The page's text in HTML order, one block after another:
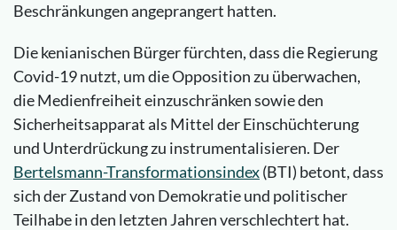
Beschränkungen angeprangert hatten.
Die kenianischen Bürger fürchten, dass die Regierung
Covid-19 nutzt, um die Opposition zu überwachen,
die Medienfreiheit einzuschränken sowie den
Sicherheitsapparat als Mittel der Einschüchterung
und Unterdrückung zu instrumentalisieren. Der
Bertelsmann-Transformationsindex(BTI) betont, dass
sich der Zustand von Demokratie und politischer
Teilhabe in den letzten Jahren verschlechtert hat.